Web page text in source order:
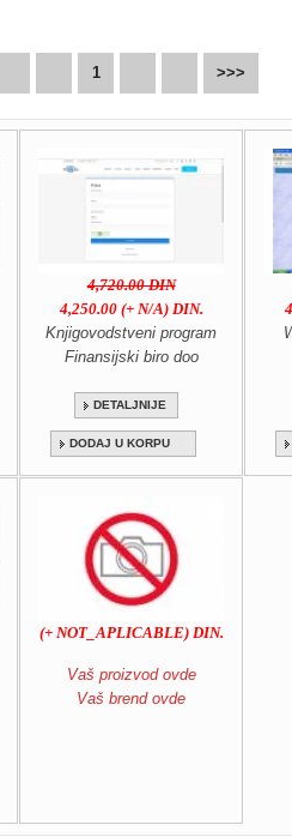
1 >>>
4,720.00 DIN
4,250.00 (+ N/A) DIN.
Knjigovodstveni program
Finansijski biro doo
DETALJNIJE
DODAJ U KORPU
(+ NOT_APLICABLE) DIN.
Vaš proizvod ovde
Vaš brend ovde